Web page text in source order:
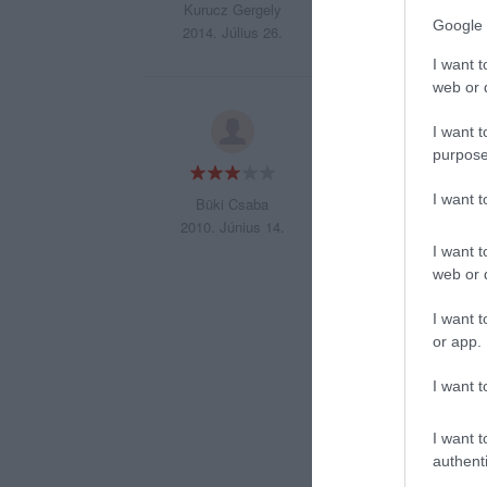
Google
I want
web or
I want
I want
I want
web or
I want
or app.
I want
I want
Kurucz Gergely
2014. Július 26.
bőségesek
Büki Csaba
2010. Június 14.
Egy
esküvői
A kiszolgálás
volt de nem volt
kakukkfüves-
Bőséget és